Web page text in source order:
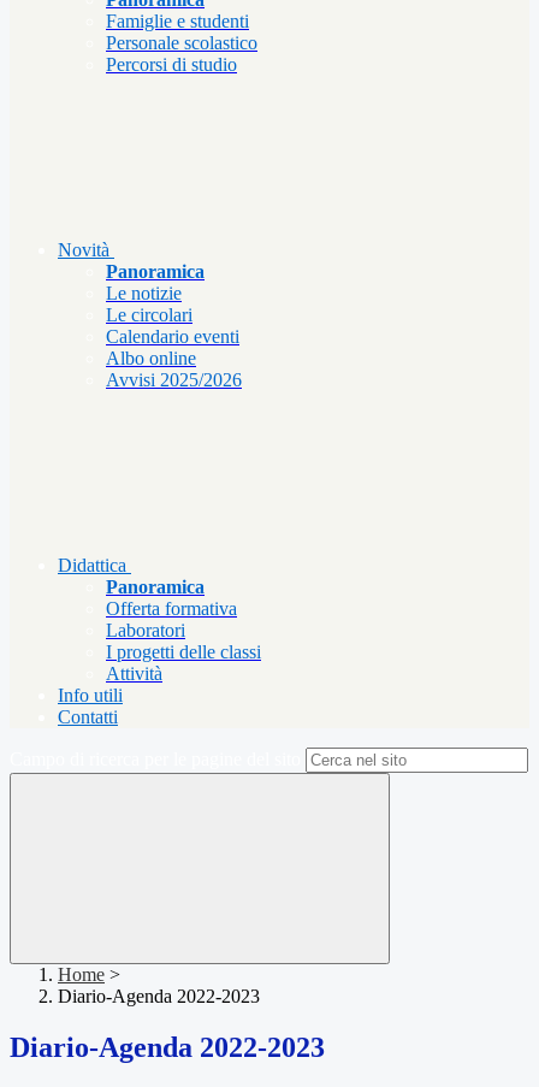
Famiglie e studenti
Personale scolastico
Percorsi di studio
Novità
Panoramica
Le notizie
Le circolari
Calendario eventi
Albo online
Avvisi 2025/2026
Didattica
Panoramica
Offerta formativa
Laboratori
I progetti delle classi
Attività
Info utili
Contatti
Home >
Diario-Agenda 2022-2023
Diario-Agenda 2022-2023